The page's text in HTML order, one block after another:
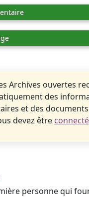
Archives ouvertes
des
et des
devez être connecté
personne qui